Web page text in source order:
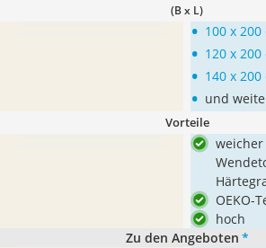
(B x L)
• 100 x 200
• 120 x 200
• 140 x 200
• und
Vorteile
OEKO-
hoch
Zu den Angeboten *